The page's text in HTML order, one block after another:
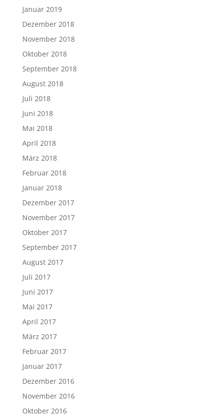
Januar 2019
Dezember 2018
November 2018
Oktober 2018
September 2018
August 2018
Juli 2018
Juni 2018
Mai 2018
April 2018
März 2018
Februar 2018
Januar 2018
Dezember 2017
November 2017
Oktober 2017
September 2017
August 2017
Juli 2017
Juni 2017
Mai 2017
April 2017
März 2017
Februar 2017
Januar 2017
Dezember 2016
November 2016
Oktober 2016